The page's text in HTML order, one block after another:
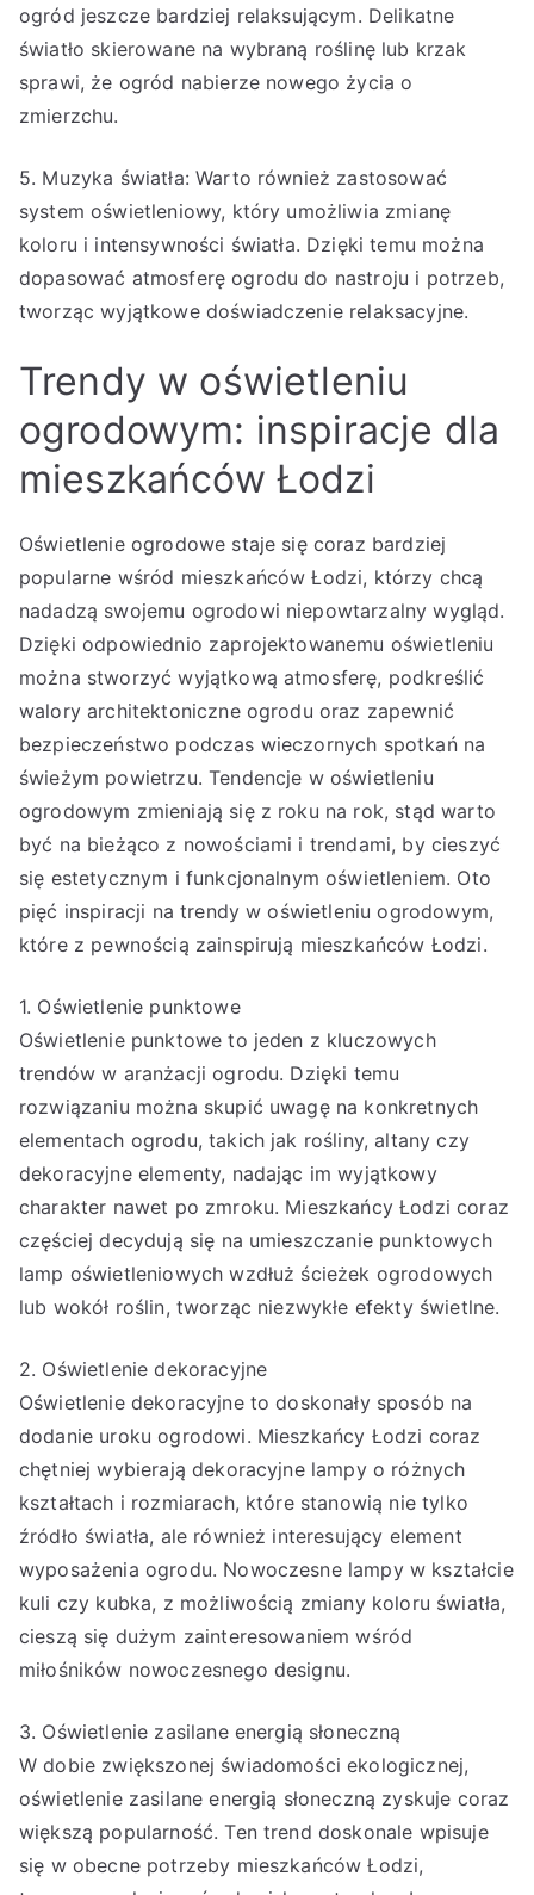
ogród jeszcze bardziej relaksującym. Delikatne
światło skierowane na wybraną roślinę lub krzak
sprawi, że ogród nabierze nowego życia o
zmierzchu.
5. Muzyka światła: Warto również zastosować
system oświetleniowy, który umożliwia zmianę
koloru i intensywności światła. Dzięki temu można
dopasować atmosferę ogrodu do nastroju i potrzeb,
tworząc wyjątkowe doświadczenie relaksacyjne.
Trendy w oświetleniu
ogrodowym: inspiracje dla
mieszkańców Łodzi
Oświetlenie ogrodowe staje się coraz bardziej
popularne wśród mieszkańców Łodzi, którzy chcą
nadadzą swojemu ogrodowi niepowtarzalny wygląd.
Dzięki odpowiednio zaprojektowanemu oświetleniu
można stworzyć wyjątkową atmosferę, podkreślić
walory architektoniczne ogrodu oraz zapewnić
bezpieczeństwo podczas wieczornych spotkań na
świeżym powietrzu. Tendencje w oświetleniu
ogrodowym zmieniają się z roku na rok, stąd warto
być na bieżąco z nowościami i trendami, by cieszyć
się estetycznym i funkcjonalnym oświetleniem. Oto
pięć inspiracji na trendy w oświetleniu ogrodowym,
które z pewnością zainspirują mieszkańców Łodzi.
1. Oświetlenie punktowe
Oświetlenie punktowe to jeden z kluczowych
trendów w aranżacji ogrodu. Dzięki temu
rozwiązaniu można skupić uwagę na konkretnych
elementach ogrodu, takich jak rośliny, altany czy
dekoracyjne elementy, nadając im wyjątkowy
charakter nawet po zmroku. Mieszkańcy Łodzi coraz
częściej decydują się na umieszczanie punktowych
lamp oświetleniowych wzdłuż ścieżek ogrodowych
lub wokół roślin, tworząc niezwykłe efekty świetlne.
2. Oświetlenie dekoracyjne
Oświetlenie dekoracyjne to doskonały sposób na
dodanie uroku ogrodowi. Mieszkańcy Łodzi coraz
chętniej wybierają dekoracyjne lampy o różnych
kształtach i rozmiarach, które stanowią nie tylko
źródło światła, ale również interesujący element
wyposażenia ogrodu. Nowoczesne lampy w kształcie
kuli czy kubka, z możliwością zmiany koloru światła,
cieszą się dużym zainteresowaniem wśród
miłośników nowoczesnego designu.
3. Oświetlenie zasilane energią słoneczną
W dobie zwiększonej świadomości ekologicznej,
oświetlenie zasilane energią słoneczną zyskuje coraz
większą popularność. Ten trend doskonale wpisuje
się w obecne potrzeby mieszkańców Łodzi,